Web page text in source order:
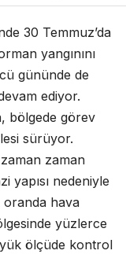
30 Temmuz’da
yangınını
gününde de
ediyor.
bölgede görev
sürüyor.
zaman
yapısı nedeniyle
hava
yüzlerce
ölçüde kontrol